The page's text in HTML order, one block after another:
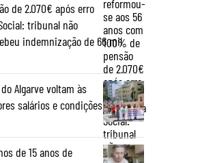
de 2.070€ após erro
tribunal não
indemnização de 66 mil
Algarve voltam às
salários e condições
de 15 anos de